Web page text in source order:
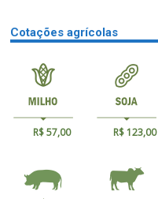
Cotações agrícolas
R$ 57,00 R$ 123,00